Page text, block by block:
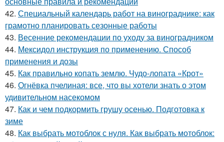
42. Специальный календарь работ на винограднике: как
грамотно планировать сезонные работы
43. Весенние рекомендации по уходу за виноградником
44. Мексидол инструкция по применению. Способ
применения и дозы
45. Как правильно копать землю. Чудо-лопата «Крот»
46. Огнёвка пчелиная: все, что вы хотели знать о этом
удивительном насекомом
47. Как и чем подкормить грушу осенью. Подготовка к
зиме
48. Как выбрать мотоблок с нуля. Как выбрать мотоблок: